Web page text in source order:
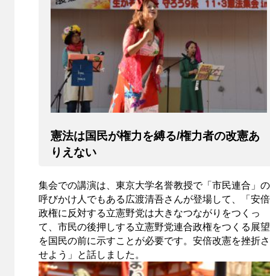
憲法は国民が権力を縛る/権力者の改憲あ
りえない
集会での講演は、東京大学名誉教授で「市民連合」の
呼びかけ人でもある広渡清吾さんが登場して、「安倍
政権に反対する立憲野党は大きなつながりをつくっ
て、市民の後押しする立憲野党連合政権をつくる展望
を国民の前に示すことが必要です。安倍改憲を挫折さ
せよう」と話しました。